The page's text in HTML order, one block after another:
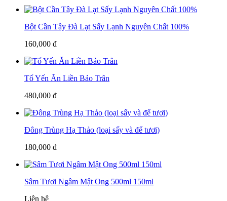
Bột Cần Tây Đà Lạt Sấy Lạnh Nguyên Chất 100%
160,000 đ
Tổ Yến Ăn Liền Bảo Trân
480,000 đ
Đông Trùng Hạ Thảo (loại sấy và để tươi)
180,000 đ
Sâm Tươi Ngâm Mật Ong 500ml 150ml
Liên hệ